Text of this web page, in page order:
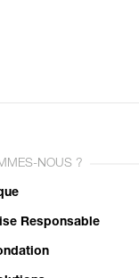
NOUS ?
Responsable